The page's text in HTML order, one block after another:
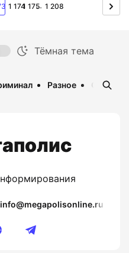
1 1741 175… 1 208
Разное
info@megapolisonline.ru